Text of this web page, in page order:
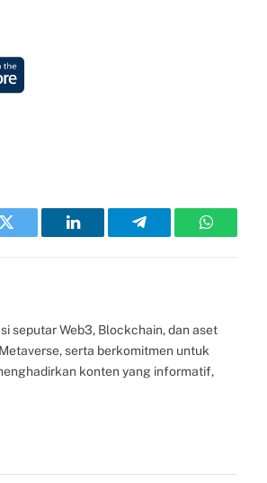
Twitter LinkedIn Telegram WhatsApp
seputar Web3, Blockchain, dan aset
serta berkomitmen untuk
konten yang informatif,